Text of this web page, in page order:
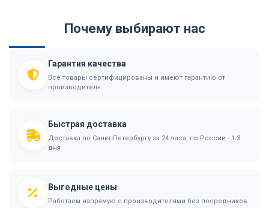
Почему выбирают нас
Гарантия качества
Все товары сертифицированы и имеют гарантию от
производителя
Быстрая доставка
Доставка по Санкт-Петербургу за 24 часа, по России - 1-3
дня
Выгодные цены
Работаем напрямую с производителями без посредников